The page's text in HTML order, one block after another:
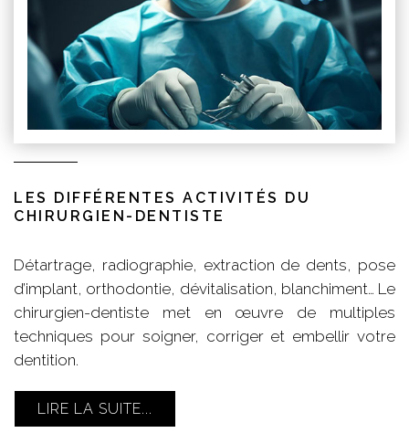
LES DIFFÉRENTES ACTIVITÉS DU
CHIRURGIEN-DENTISTE
Détartrage, radiographie, extraction de dents, pose
d’implant, orthodontie, dévitalisation, blanchiment… Le
chirurgien-dentiste met en œuvre de multiples
techniques pour soigner, corriger et embellir votre
dentition.
LIRE LA SUITE...